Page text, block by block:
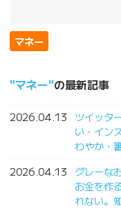
マネー
マネー の最新記事
2026.04.13
ツイッタ
い・イン
わやか・
2026.04.13
グレーな
お金を作
れない。